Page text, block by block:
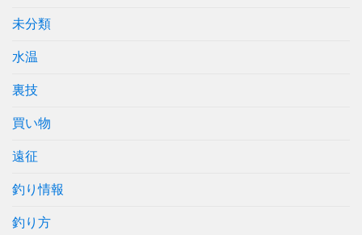
未分類
水温
裏技
買い物
遠征
釣り情報
釣り方